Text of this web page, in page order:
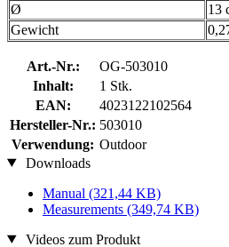
Ø
13
Gewicht
Art.-Nr.:
OG-503010
Inhalt:
1 Stk.
EAN:
4023122102564
Hersteller-Nr.: 503010
Verwendung: Outdoor
Downloads
Manual (321,44 KB)
Measurements (349,74 KB)
Videos zum Produkt